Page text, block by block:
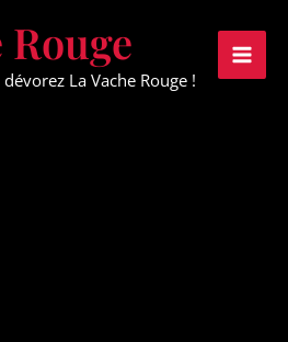
Rouge
La Vache Rouge !